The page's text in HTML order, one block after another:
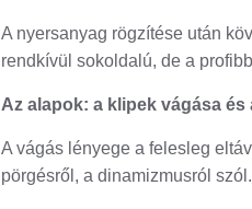
A nyersanyag rögzítése után
rendkívül sokoldalú, de a
Az alapok: a klipek vágása
A vágás lényege a felesleg
pörgésről, a dinamizmusról